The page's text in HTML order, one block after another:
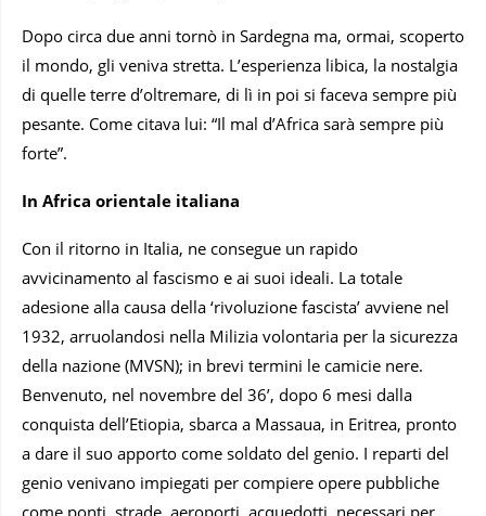
Dopo circa due anni tornò in Sardegna ma, ormai, scoperto
il mondo, gli veniva stretta. L’esperienza libica, la nostalgia
di quelle terre d’oltremare, di lì in poi si faceva sempre più
pesante. Come citava lui: “Il mal d’Africa sarà sempre più
forte”.
In Africa orientale italiana
Con il ritorno in Italia, ne consegue un rapido
avvicinamento al fascismo e ai suoi ideali. La totale
adesione alla causa della ‘rivoluzione fascista’ avviene nel
1932, arruolandosi nella Milizia volontaria per la sicurezza
della nazione (MVSN); in brevi termini le camicie nere.
Benvenuto, nel novembre del 36’, dopo 6 mesi dalla
conquista dell’Etiopia, sbarca a Massaua, in Eritrea, pronto
a dare il suo apporto come soldato del genio. I reparti del
genio venivano impiegati per compiere opere pubbliche
come ponti, strade, aeroporti, acquedotti, necessari per